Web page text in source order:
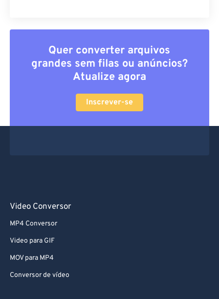
Quer converter arquivos
grandes sem filas ou anúncios?
Atualize agora
Inscrever-se
Video Conversor
MP4 Conversor
Video para GIF
MOV para MP4
Conversor de vídeo